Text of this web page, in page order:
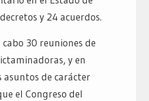
y 24 acuerdos.
30 reuniones de
y en
asuntos de carácter
el Congreso del